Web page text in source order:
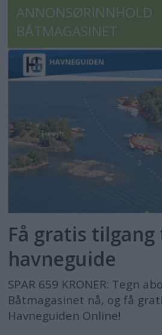
ANNONSØRINNHOLD
BÅTMAGASINET
Få gratis tilgang
havneguide
SPAR 659 KRONER: Tegn
Båtmagasinet nå, og få
Havneguiden Online!